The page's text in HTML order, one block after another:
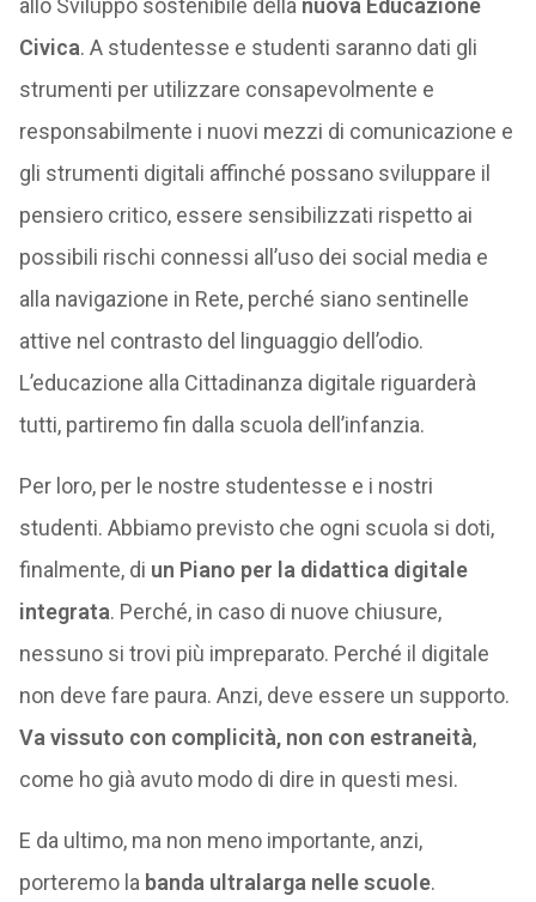
allo Sviluppo sostenibile della nuova Educazione
Civica. A studentesse e studenti saranno dati gli
strumenti per utilizzare consapevolmente e
responsabilmente i nuovi mezzi di comunicazione e
gli strumenti digitali affinché possano sviluppare il
pensiero critico, essere sensibilizzati rispetto ai
possibili rischi connessi all’uso dei social media e
alla navigazione in Rete, perché siano sentinelle
attive nel contrasto del linguaggio dell’odio.
L’educazione alla Cittadinanza digitale riguarderà
tutti, partiremo fin dalla scuola dell’infanzia.
Per loro, per le nostre studentesse e i nostri
studenti. Abbiamo previsto che ogni scuola si doti,
finalmente, di un Piano per la didattica digitale
integrata. Perché, in caso di nuove chiusure,
nessuno si trovi più impreparato. Perché il digitale
non deve fare paura. Anzi, deve essere un supporto.
Va vissuto con complicità, non con estraneità,
come ho già avuto modo di dire in questi mesi.
E da ultimo, ma non meno importante, anzi,
porteremo la banda ultralarga nelle scuole.